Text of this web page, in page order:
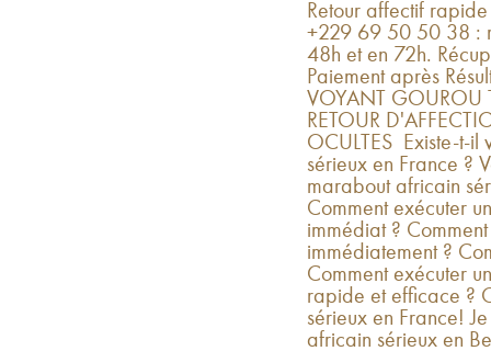
Retour affectif
+229 69 50 50 38 :
48h et en 72h.
Paiement après
VOYANT GOUROU
RETOUR
OCULTES Existe-t-il
sérieux en France ?
marabout africain
Comment exécuter
immédiat ?
immédiatement ?
Comment exécuter
rapide et efficace ?
sérieux en France!
africain sérieux en